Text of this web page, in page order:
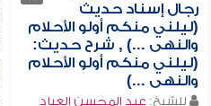
رجال إسناد حديث
(ليلني منكم أولو الأحلام
والنهى ...) , شرح حديث:
(ليلني منكم أولو الأحلام
والنهى ...)
للشيخ: عبد المحسن العباد